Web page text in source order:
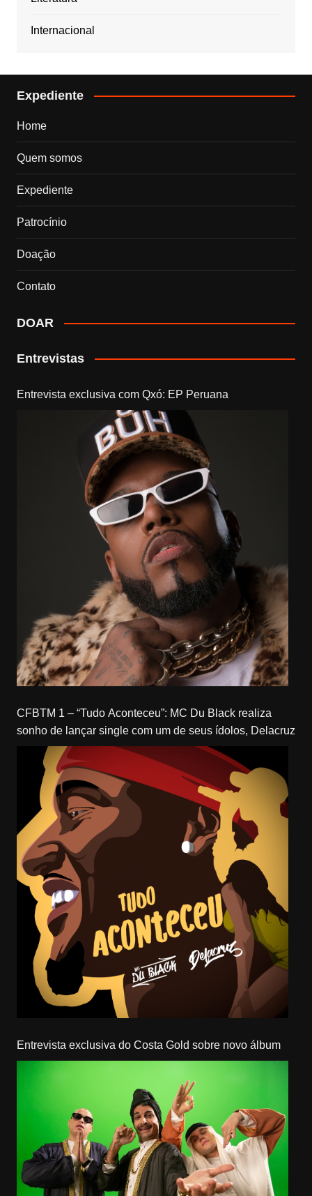
Internacional
Expediente
Home
Quem somos
Expediente
Patrocínio
Doação
Contato
DOAR
Entrevistas
Entrevista exclusiva com Qxó: EP Peruana
CFBTM 1 – “Tudo Aconteceu”: MC Du Black realiza
sonho de lançar single com um de seus ídolos, Delacruz
Entrevista exclusiva do Costa Gold sobre novo álbum